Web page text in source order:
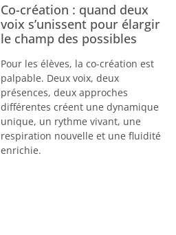
Co-création : quand deux
voix s’unissent pour élargir
le champ des possibles
Pour les élèves, la co-création est
palpable. Deux voix, deux
présences, deux approches
différentes créent une dynamique
unique, un rythme vivant, une
respiration nouvelle et une fluidité
enrichie.